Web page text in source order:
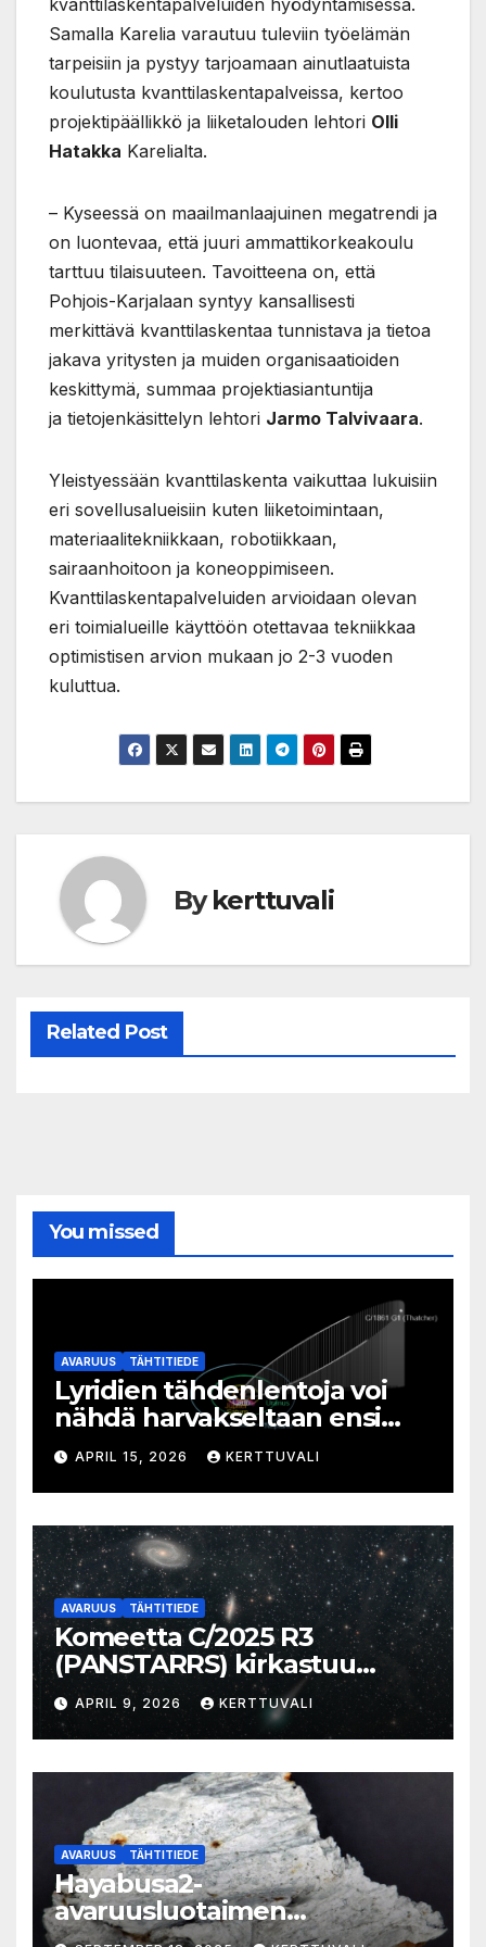
kvanttilaskentapalveluiden hyödyntämisessä.
Samalla Karelia varautuu tuleviin työelämän
tarpeisiin ja pystyy tarjoamaan ainutlaatuista
koulutusta kvanttilaskentapalveissa, kertoo
projektipäällikkö ja liiketalouden lehtori Olli
Hatakka Karelialta.
– Kyseessä on maailmanlaajuinen megatrendi ja
on luontevaa, että juuri ammattikorkeakoulu
tarttuu tilaisuuteen. Tavoitteena on, että
Pohjois-Karjalaan syntyy kansallisesti
merkittävä kvanttilaskentaa tunnistava ja tietoa
jakava yritysten ja muiden organisaatioiden
keskittymä, summaa projektiasiantuntija
ja tietojenkäsittelyn lehtori Jarmo Talvivaara.
Yleistyessään kvanttilaskenta vaikuttaa lukuisiin
eri sovellusalueisiin kuten liiketoimintaan,
materiaalitekniikkaan, robotiikkaan,
sairaanhoitoon ja koneoppimiseen.
Kvanttilaskentapalveluiden arvioidaan olevan
eri toimialueille käyttöön otettavaa tekniikkaa
optimistisen arvion mukaan jo 2-3 vuoden
kuluttua.
Bykerttuvali
Related Post
You missed
AVARUUS TÄHTITIEDE
Lyridien tähdenlentoja voi
nähdä harvakseltaan ensi
viikolla
APRIL 15, 2026 KERTTUVALI
AVARUUS TÄHTITIEDE
Komeetta C/2025 R3
(PANSTARRS) kirkastuu
aamutaivaalla
APRIL 9, 2026 KERTTUVALI
AVARUUS TÄHTITIEDE
Hayabusa2-
avaruusluotaimen
kohdeasteroidi 1998 KY26 on